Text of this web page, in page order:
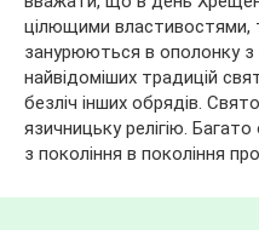
цілющими властивостями,
занурюються в ополонку з
найвідоміших традицій
безліч інших обрядів.
язичницьку релігію.
з покоління в покоління